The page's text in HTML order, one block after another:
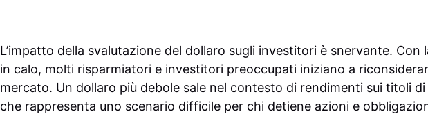
L’impatto della svalutazione del dollaro sugli investitori è snervante. Con
in calo, molti risparmiatori e investitori preoccupati iniziano a
mercato. Un dollaro più debole sale nel contesto di rendimenti sui titoli
che rappresenta uno scenario difficile per chi detiene azioni e